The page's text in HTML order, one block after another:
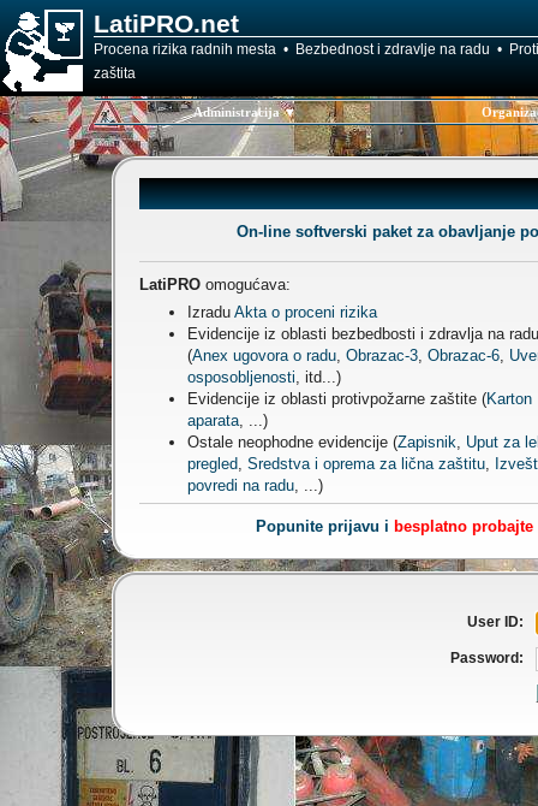
LatiPRO.net
Procena rizika radnih mesta • Bezbednost i zdravlje na radu •
zaštita
Administracija ▼
On-line softverski paket za obavljanje
LatiPRO omogućava:
Izradu Akta o proceni rizika
Evidencije iz oblasti bezbedbosti i zdravlja na radu
(Anex ugovora o radu, Obrazac-3, Obrazac-6,
osposobljenosti, itd...)
Evidencije iz oblasti protivpožarne zaštite (Karton
aparata, ...)
Ostale neophodne evidencije (Zapisnik, Uput za
pregled, Sredstva i oprema za lična zaštitu,
povredi na radu, ...)
Popunite prijavu i besplatno probajte
User ID:
Password: